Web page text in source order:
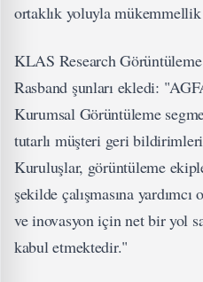
ortaklık yoluyla
KLAS Research
Rasband şunları ekledi:
Kurumsal Görüntüleme
tutarlı müşteri geri
Kuruluşlar, görüntüleme
şekilde çalışmasına
ve inovasyon için net bir yol
kabul etmektedir."